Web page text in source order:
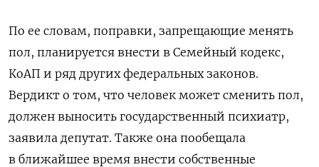
По ее словам, поправки, запрещающие менять
пол, планируется внести в Семейный кодекс,
КоАП и ряд других федеральных законов.
Вердикт о том, что человек может сменить пол,
должен выносить государственный психиатр,
заявила депутат. Также она пообещала
в ближайшее время внести собственные